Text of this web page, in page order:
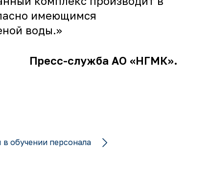
имеющимся
воды.»
Пресс-служба АО «НГМК».
обучении персонала